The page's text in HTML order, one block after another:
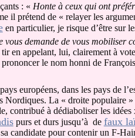
: « Honte à ceux qui ont
il prétend de « relayer les
en particulier, je risque d’être sur
vous demande de vous mobiliser
en appelant, lui, clairement à
le nom honni de
européens, dans les pays de
Nordiques. La « droite populaire
contribué à dédiaboliser les
purs et durs jusqu’à de faux
candidate pour contenir un F-